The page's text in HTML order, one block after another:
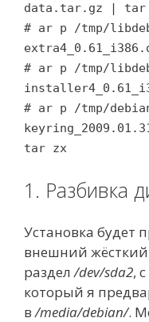
data.tar.gz | tar
# ar p /tmp/
# ar p /tmp/
# ar p /tmp/
tar zx
1. Разбивка
Установка будет
внешний жёсткий
раздел/dev/sda2,
который я
в/media/debian/.